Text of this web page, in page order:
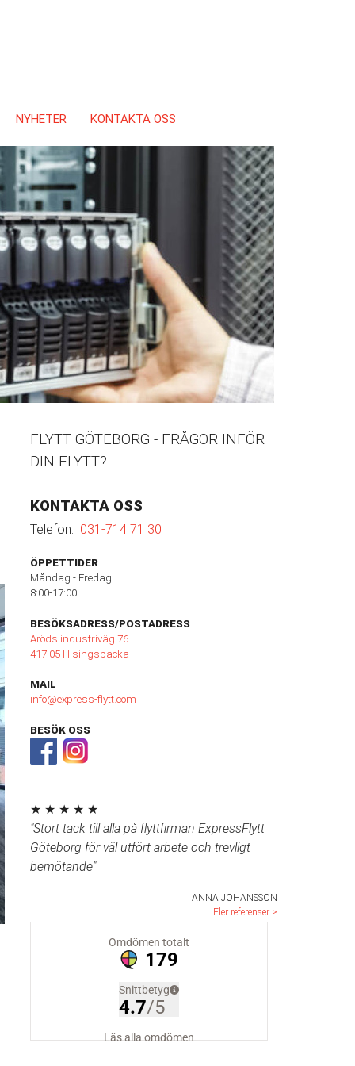
NYHETER KONTAKTA OSS
FLYTT GÖTEBORG - FRÅGOR INFÖR
DIN FLYTT?
KONTAKTA OSS
Telefon: 031-714 71 30
ÖPPETTIDER
Måndag - Fredag
8:00-17:00
BESÖKSADRESS/POSTADRESS
Aröds industriväg 76
417 05 Hisingsbacka
MAIL
info@express-flytt.com
BESÖK OSS
★ ★ ★ ★ ★
"Stort tack till alla på flyttfirman ExpressFlytt
Göteborg för väl utfört arbete och trevligt
bemötande"
ANNA JOHANSSON
Fler referenser >